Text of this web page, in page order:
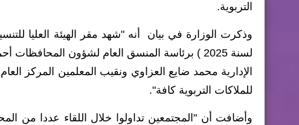
التربوية.
لسنة 2025 ) برئاسة المنسق العام لشؤون
الإدارية محمد ضايع العزاوي ونقيب المعلمين المركز
للملاكات التربوية كافة".
وأضافت أن "المجتمعين تداولوا خلال اللقاء عددا من